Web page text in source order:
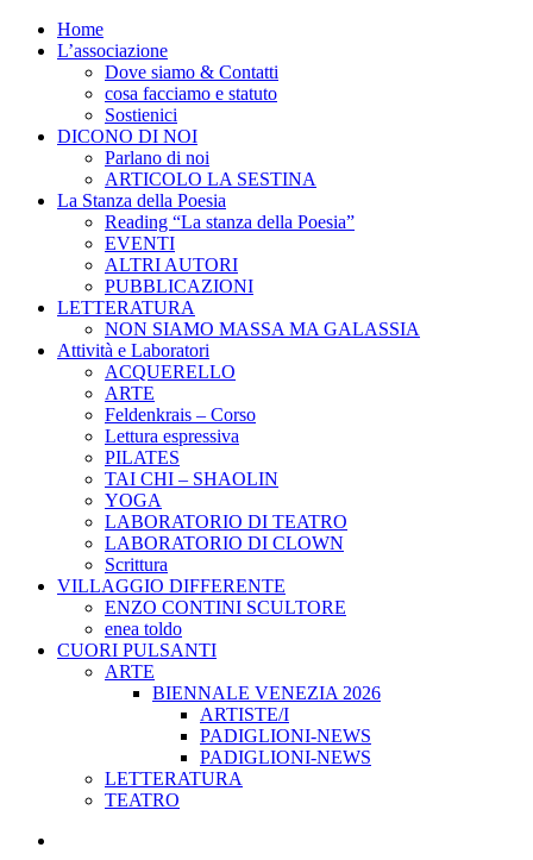
Home
L’associazione
Dove siamo & Contatti
cosa facciamo e statuto
Sostienici
DICONO DI NOI
Parlano di noi
ARTICOLO LA SESTINA
La Stanza della Poesia
Reading “La stanza della Poesia”
EVENTI
ALTRI AUTORI
PUBBLICAZIONI
LETTERATURA
NON SIAMO MASSA MA GALASSIA
Attività e Laboratori
ACQUERELLO
ARTE
Feldenkrais – Corso
Lettura espressiva
PILATES
TAI CHI – SHAOLIN
YOGA
LABORATORIO DI TEATRO
LABORATORIO DI CLOWN
Scrittura
VILLAGGIO DIFFERENTE
ENZO CONTINI SCULTORE
enea toldo
CUORI PULSANTI
ARTE
BIENNALE VENEZIA 2026
ARTISTE/I
PADIGLIONI-NEWS
PADIGLIONI-NEWS
LETTERATURA
TEATRO